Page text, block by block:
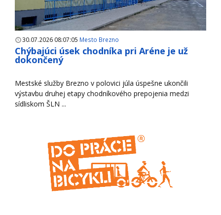
30.07.2026 08:07:05 Mesto Brezno
Chýbajúci úsek chodníka pri Aréne je už
dokončený
Mestské služby Brezno v polovici júla úspešne ukončili
výstavbu druhej etapy chodníkového prepojenia medzi
sídliskom ŠLN ...